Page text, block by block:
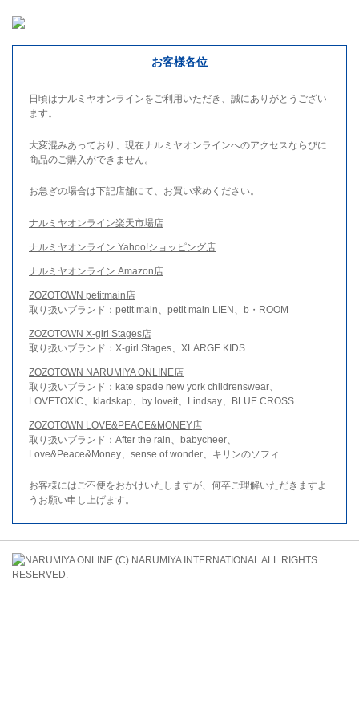
お客様各位
日頃はナルミヤオンラインをご利用いただき、誠にありがとうござい
ます。
大変混みあっており、現在ナルミヤオンラインへのアクセスならびに
商品のご購入ができません。
お急ぎの場合は下記店舗にて、お買い求めください。
ナルミヤオンライン楽天市場店
ナルミヤオンライン Yahoo!ショッピング店
ナルミヤオンライン Amazon店
ZOZOTOWN petitmain店
取り扱いブランド：petit main、petit main LIEN、b・ROOM
ZOZOTOWN X-girl Stages店
取り扱いブランド：X-girl Stages、XLARGE KIDS
ZOZOTOWN NARUMIYA ONLINE店
取り扱いブランド：kate spade new york childrenswear、
LOVETOXIC、kladskap、by loveit、Lindsay、BLUE CROSS
ZOZOTOWN LOVE&PEACE&MONEY店
取り扱いブランド：After the rain、babycheer、
Love&Peace&Money、sense of wonder、キリンのソフィ
お客様にはご不便をおかけいたしますが、何卒ご理解いただきますよ
うお願い申し上げます。